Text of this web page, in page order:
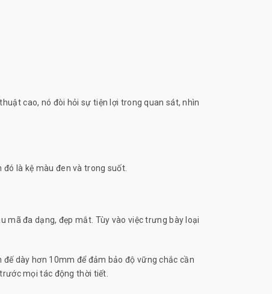
cao, nó đòi hỏi sự tiện lợi trong quan sát, nhìn
là kệ màu đen và trong suốt.
mã đa dạng, đẹp mắt. Tùy vào việc trưng bày loại
dày hơn 10mm để đảm bảo độ vững chắc cần
mọi tác động thời tiết.